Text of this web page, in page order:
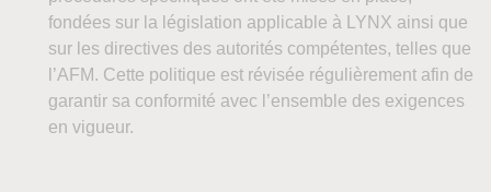
fondées sur la législation applicable à LYNX ainsi que
sur les directives des autorités compétentes, telles que
l’AFM. Cette politique est révisée régulièrement afin de
garantir sa conformité avec l’ensemble des exigences
en vigueur.